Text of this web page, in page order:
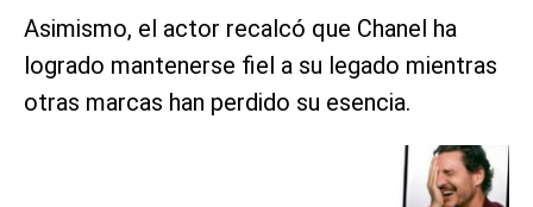
Asimismo, el actor recalcó que Chanel ha
logrado mantenerse fiel a su legado mientras
otras marcas han perdido su esencia.